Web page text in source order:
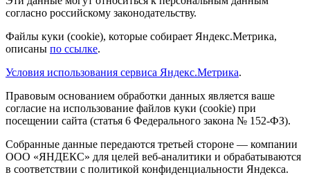
согласно российскому законодательству.
Файлы куки (cookie), которые собирает Яндекс.Метрика,
описаны по ссылке.
Условия использования сервиса Яндекс.Метрика.
Правовым основанием обработки данных является ваше
согласие на использование файлов куки (cookie) при
посещении сайта (статья 6 Федерального закона № 152-ФЗ).
Собранные данные передаются третьей стороне — компании
ООО «ЯНДЕКС» для целей веб-аналитики и обрабатываются
в соответствии с политикой конфиденциальности Яндекса.